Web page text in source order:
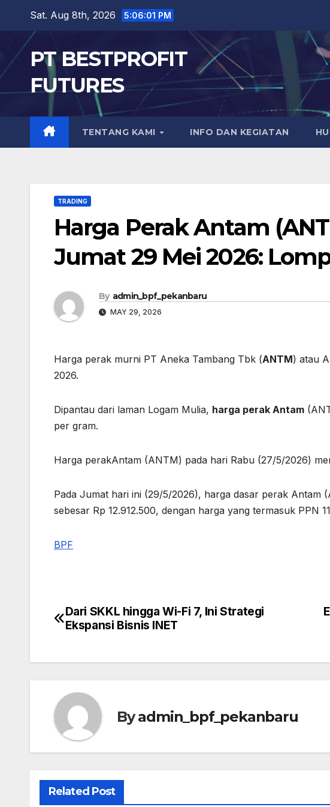
content
Sat. Aug 8th, 2026 5:06:02 PM
PT BESTPROFIT
FUTURES
TENTANG KAMI INFO DAN KEGIATAN
TRADING
Harga Perak Antam
Jumat 29 Mei 2026:
By admin_bpf_pekanbaru
MAY 29, 2026
Harga perak murni PT Aneka Tambang Tbk (ANTM) atau
2026.
Dipantau dari laman Logam Mulia, harga perak Antam
per gram.
Harga perakAntam (ANTM) pada hari Rabu (27/5/2026)
Pada Jumat hari ini (29/5/2026), harga dasar perak Antam
sebesar Rp 12.912.500, dengan harga yang termasuk PPN
BPF
Post
Dari SKKL hingga Wi-Fi 7, Ini Strategi
Ekspansi Bisnis INET
Byadmin_bpf_pekanbaru
Related Post